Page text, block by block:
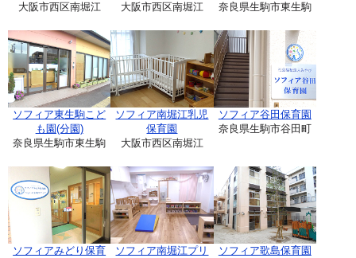
大阪市西区南堀江
大阪市西区南堀江
奈良県生駒市東生駒
ソフィア東生駒こど
も園(分園)
奈良県生駒市東生駒
ソフィア南堀江乳児
保育園
大阪市西区南堀江
ソフィア谷田保育園
奈良県生駒市谷田町
ソフィアみどり保育
ソフィア南堀江プリ
ソフィア歌島保育園